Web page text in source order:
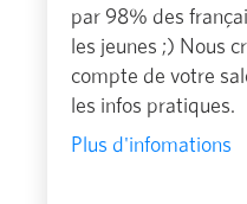
par 98% des
les jeunes ;) Nous
compte de votre
les infos pratiques.
Plus d'infomations